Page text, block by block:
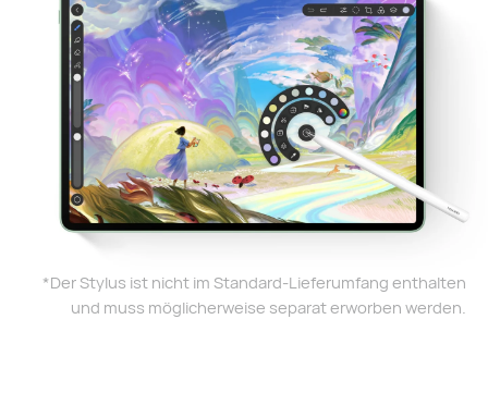
*Der Stylus ist nicht im Standard-Lieferumfang enthalten
und muss möglicherweise separat erworben werden.